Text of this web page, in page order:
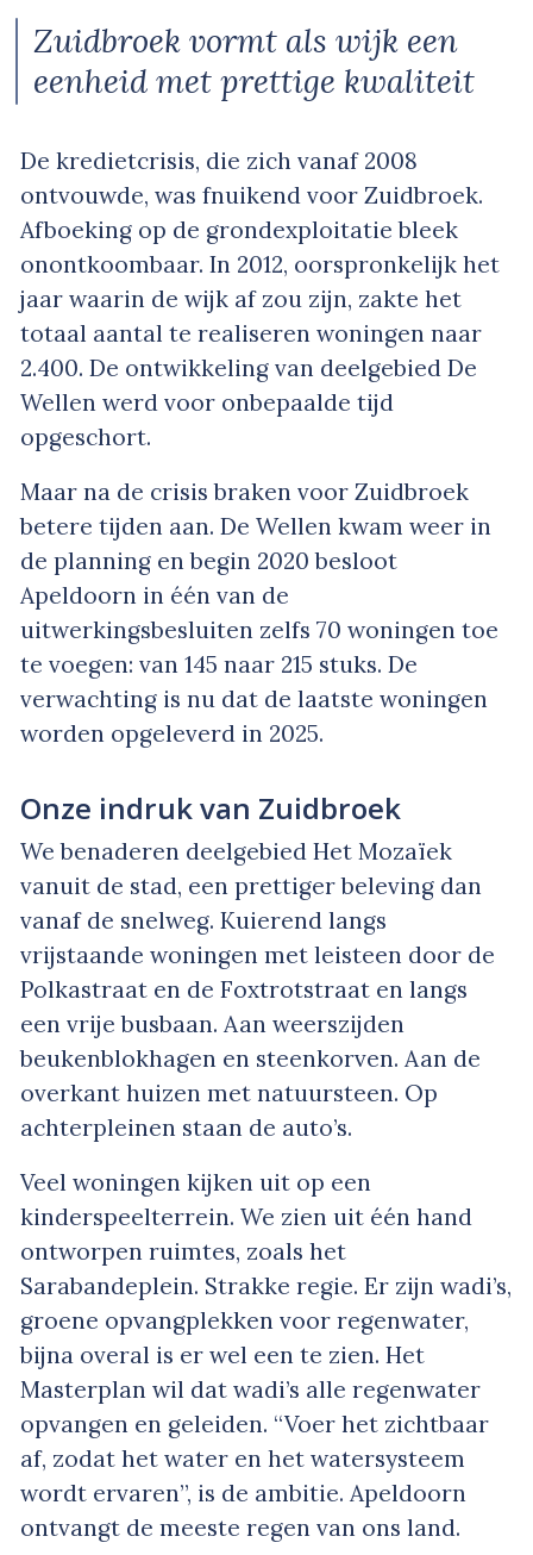
Zuidbroek vormt als wijk een
eenheid met prettige kwaliteit
De kredietcrisis, die zich vanaf 2008
ontvouwde, was fnuikend voor Zuidbroek.
Afboeking op de grondexploitatie bleek
onontkoombaar. In 2012, oorspronkelijk het
jaar waarin de wijk af zou zijn, zakte het
totaal aantal te realiseren woningen naar
2.400. De ontwikkeling van deelgebied De
Wellen werd voor onbepaalde tijd
opgeschort.
Maar na de crisis braken voor Zuidbroek
betere tijden aan. De Wellen kwam weer in
de planning en begin 2020 besloot
Apeldoorn in één van de
uitwerkingsbesluiten zelfs 70 woningen toe
te voegen: van 145 naar 215 stuks. De
verwachting is nu dat de laatste woningen
worden opgeleverd in 2025.
Onze indruk van Zuidbroek
We benaderen deelgebied Het Mozaïek
vanuit de stad, een prettiger beleving dan
vanaf de snelweg. Kuierend langs
vrijstaande woningen met leisteen door de
Polkastraat en de Foxtrotstraat en langs
een vrije busbaan. Aan weerszijden
beukenblokhagen en steenkorven. Aan de
overkant huizen met natuursteen. Op
achterpleinen staan de auto’s.
Veel woningen kijken uit op een
kinderspeelterrein. We zien uit één hand
ontworpen ruimtes, zoals het
Sarabandeplein. Strakke regie. Er zijn wadi’s,
groene opvangplekken voor regenwater,
bijna overal is er wel een te zien. Het
Masterplan wil dat wadi’s alle regenwater
opvangen en geleiden. “Voer het zichtbaar
af, zodat het water en het watersysteem
wordt ervaren”, is de ambitie. Apeldoorn
ontvangt de meeste regen van ons land.